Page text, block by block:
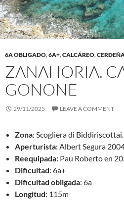
6A OBLIGADO,6A+,CALCÁREO,
ZANAHORIA.
GONONE
29/11/2025 LEAVE A COMMENT
Zona: Scogliera di
Aperturista:Albert Segura
Reequipada: Pau Roberto en
Dificultad: 6a+
Dificultad obligada: 6a
Longitud: 115m